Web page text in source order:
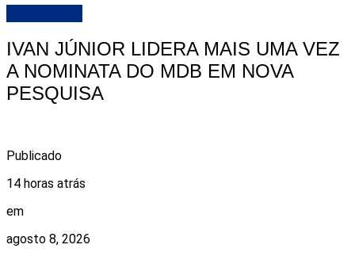
IVAN JÚNIOR LIDERA MAIS UMA VEZ
A NOMINATA DO MDB EM NOVA
PESQUISA
Publicado
14 horas atrás
em
agosto 8, 2026